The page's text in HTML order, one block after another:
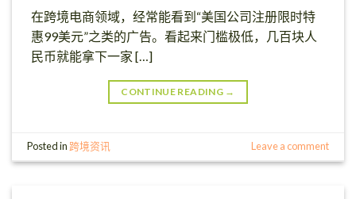
在跨境电商领域，经常能看到“美国公司注册限时特
惠99美元”之类的广告。看起来门槛极低，几百块人
民币就能拿下一家 […]
CONTINUE READING →
Posted in 跨境资讯 Leave a comment